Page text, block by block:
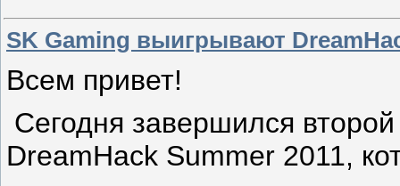
SK Gaming выигрывают
Всем привет!
Сегодня завершился
DreamHack Summer 2011,